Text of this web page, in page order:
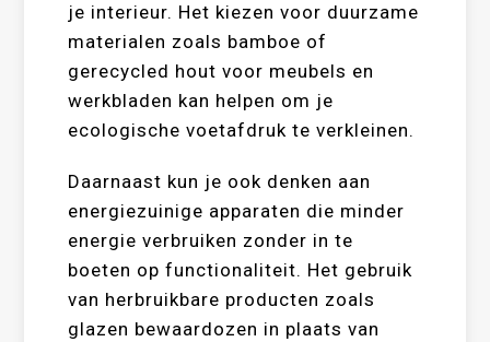
je interieur. Het kiezen voor duurzame
materialen zoals bamboe of
gerecycled hout voor meubels en
werkbladen kan helpen om je
ecologische voetafdruk te verkleinen.
Daarnaast kun je ook denken aan
energiezuinige apparaten die minder
energie verbruiken zonder in te
boeten op functionaliteit. Het gebruik
van herbruikbare producten zoals
glazen bewaardozen in plaats van